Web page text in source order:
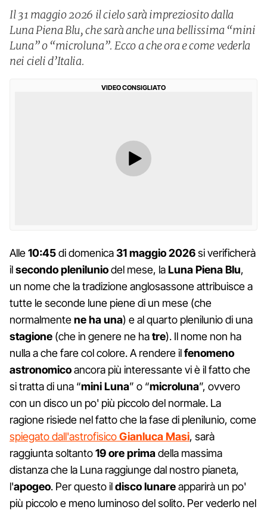
Il 31 maggio 2026 il cielo sarà impreziosito dalla
Luna Piena Blu, che sarà anche una bellissima “mini
Luna” o “microluna”. Ecco a che ora e come vederla
nei cieli d’Italia.
VIDEO CONSIGLIATO
Alle10:45di domenica31 maggio 2026si verificherà
ilsecondo pleniluniodel mese, laLuna Piena Blu,
un nome che la tradizione anglosassone attribuisce a
tutte le seconde lune piene di un mese (che
normalmentene ha una) e al quarto plenilunio di una
stagione (che in genere ne hatre). Il nome non ha
nulla a che fare col colore. A rendere ilfenomeno
astronomicoancora più interessante vi è il fatto che
si tratta di una “mini Luna” o “microluna”, ovvero
con un disco un po' più piccolo del normale. La
ragione risiede nel fatto che la fase di plenilunio, come
spiegato dall'astrofisicoGianluca Masi, sarà
raggiunta soltanto19 ore primadella massima
distanza che la Luna raggiunge dal nostro pianeta,
l'apogeo. Per questo ildisco lunareapparirà un po'
più piccolo e meno luminoso del solito. Per vederlo nel